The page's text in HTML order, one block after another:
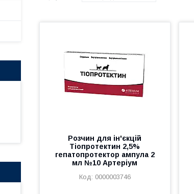
Розчин для ін'єкцій
Тіопротектин 2,5%
гепатопротектор ампула 2
мл №10 Артеріум
0000003746